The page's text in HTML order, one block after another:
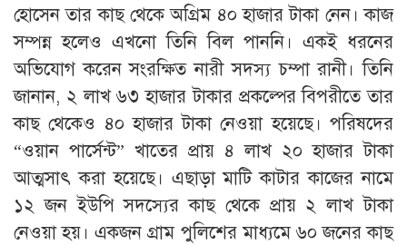
হোসেন তার কাছ থেকে অগ্রিম ৪০ হাজার টাকা নেন। কাজ
সম্পন্ন হলেও এখনো তিনি বিল পাননি। একই ধরনের
অভিযোগ করেন সংরক্ষিত নারী সদস্য চম্পা রানী। তিনি
জানান, ২ লাখ ৬৩ হাজার টাকার প্রকল্পের বিপরীতে তার
কাছ থেকেও ৪০ হাজার টাকা নেওয়া হয়েছে। পরিষদের
“ওয়ান পার্সেন্ট” খাতের প্রায় ৪ লাখ ২০ হাজার টাকা
আত্মসাৎ করা হয়েছে। এছাড়া মাটি কাটার কাজের নামে
১২ জন ইউপি সদস্যের কাছ থেকে প্রায় ২ লাখ টাকা
নেওয়া হয়। একজন গ্রাম পুলিশের মাধ্যমে ৬০ জনের কাছ